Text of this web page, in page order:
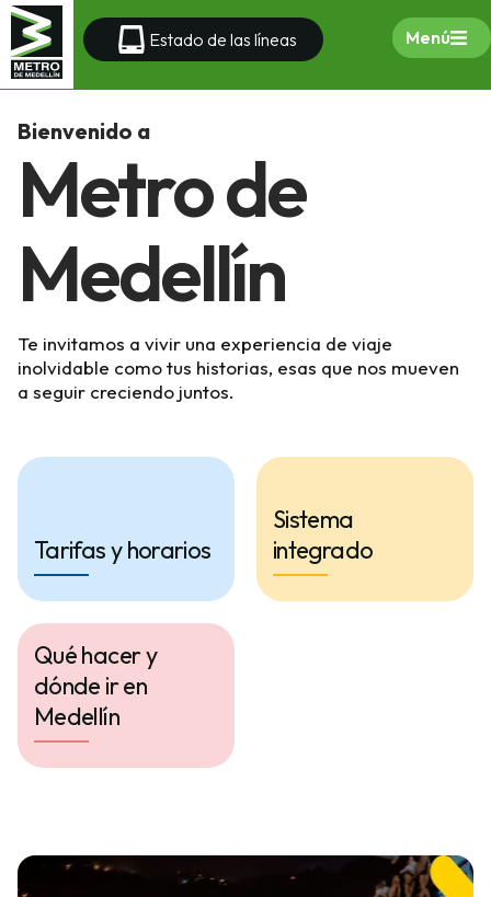
Estado de las líneas Menú
Bienvenido a
Metro de
Medellín
Te invitamos a vivir una experiencia de viaje
inolvidable como tus historias, esas que nos mueven
a seguir creciendo juntos.
Tarifas y horarios
Sistema
integrado
Qué hacer y
dónde ir en
Medellín